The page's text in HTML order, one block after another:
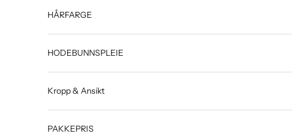
HÅRFARGE
HODEBUNNSPLEIE
Kropp & Ansikt
PAKKEPRIS